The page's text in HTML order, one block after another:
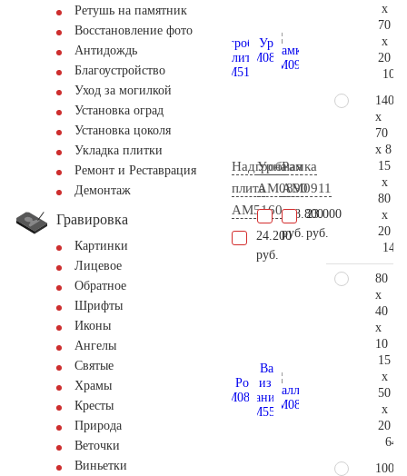
Ретушь на памятник
Восстановление фото
Антидождь
Благоустройство
Уход за могилкой
Установка оград
Установка цоколя
Укладка плитки
Ремонт и Реставрация
Демонтаж
Гравировка
Картинки
Лицевое
Обратное
Шрифты
Иконы
Ангелы
Святые
Храмы
Кресты
Природа
Веточки
Виньетки
Надгробная
плита
AM5160
24.200
руб.
Урна
AM0890
128.800
руб.
Рамка
AM0911
23.000
руб.
x
70
x
20
140
x
70
x 8
15
x
80
x
20
80
x
40
x
10
15
x
50
x
20
100